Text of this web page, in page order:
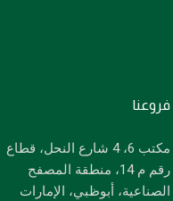
فروعنا
مكتب 6، 4 شارع النحل، قطاع
رقم م 14، منطقة المصفح
الصناعية، أبوظبي، الإمارات